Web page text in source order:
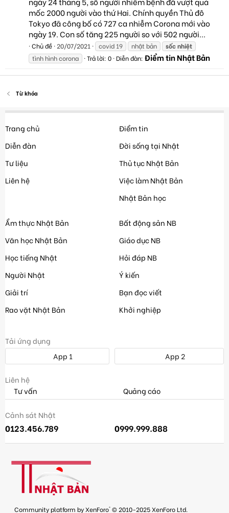
mốc 2000 người vào thứ Hai. Chính quyền Thủ đô
Tokyo đã công bố có 727 ca nhiễm Corona mới vào
ngày 19. Con số tăng 225 người so với 502 người...
Chủ đề 20/07/2021 covid 19 nhật bản sốcnhiệt
tình hình corona
Trả lời: 0 Diễn đàn: Điểm tin Nhật Bản
Từ khóa
Trang chủ
Diễn đàn
Tư liệu
Liên hệ
Điểm tin
Đời sống tại Nhật
Thủ tục Nhật Bản
Việc làm Nhật Bản
Nhật Bản học
Ẩm thực Nhật Bản
Văn học Nhật Bản
Học tiếng Nhật
Người Nhật
Giải trí
Rao vặt Nhật Bản
Bất động sản NB
Giáo dục NB
Hỏi đáp NB
Ý kiến
Bạn đọc viết
Khởi nghiệp
Tải ứng dụng
App 1
App 2
Liên hệ
Tư vấn
Quảng cáo
Cảnh sát Nhật
0123.456.789 0999.999.888
Community platform by XenForo® © 2010-2025 XenForo Ltd.